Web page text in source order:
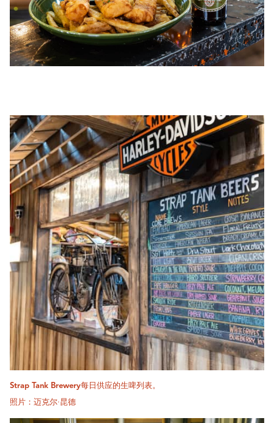
Strap Tank Brewery每日供应的生啤列表。
照片：迈克尔·昆德